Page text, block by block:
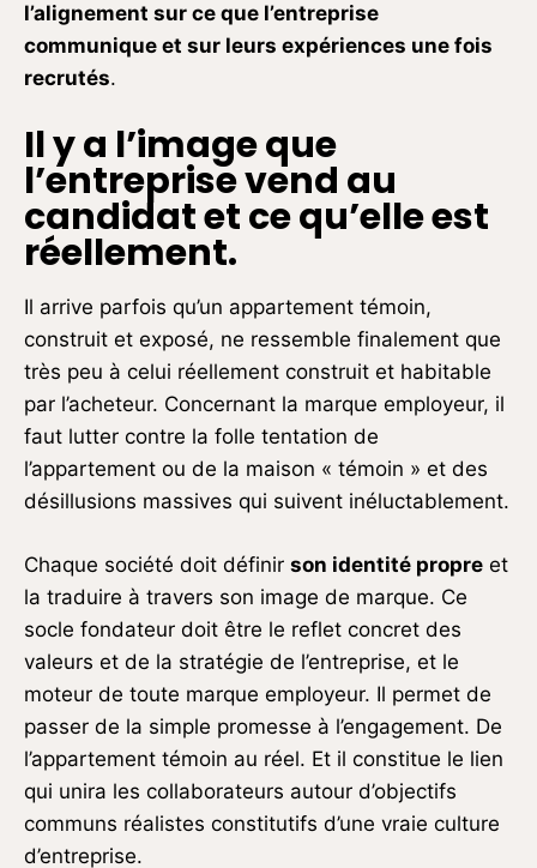
l’alignement sur ce que l’entreprise
communique et sur leurs expériences une fois
recrutés.
Il y a l’image que
l’entreprise vend au
candidat et ce qu’elle est
réellement.
Il arrive parfois qu’un appartement témoin,
construit et exposé, ne ressemble finalement que
très peu à celui réellement construit et habitable
par l’acheteur. Concernant la marque employeur, il
faut lutter contre la folle tentation de
l’appartement ou de la maison « témoin » et des
désillusions massives qui suivent inéluctablement.
Chaque société doit définir son identité propre et
la traduire à travers son image de marque. Ce
socle fondateur doit être le reflet concret des
valeurs et de la stratégie de l’entreprise, et le
moteur de toute marque employeur. Il permet de
passer de la simple promesse à l’engagement. De
l’appartement témoin au réel. Et il constitue le lien
qui unira les collaborateurs autour d’objectifs
communs réalistes constitutifs d’une vraie culture
d’entreprise.